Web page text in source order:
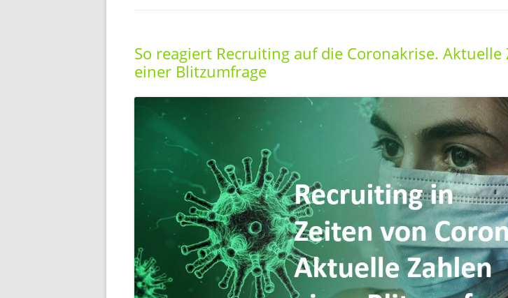
So reagiert Recruiting auf die Coronakrise. Aktuelle
einer Blitzumfrage